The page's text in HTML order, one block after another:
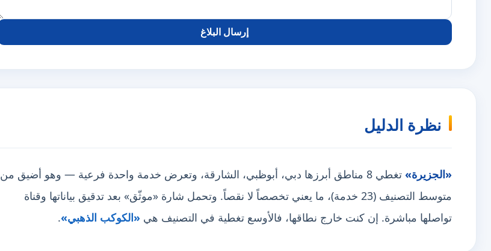
إرسال البلاغ
نظرة الدليل
«الجزيرة»
تغطي 8 مناطق أبرزها دبي، أبوظبي، الشارقة، وتعرض خدمة واحدة فرعية — وهو أضيق من
متوسط التصنيف (23 خدمة)، ما يعني تخصصاً لا نقصاً. وتحمل شارة «موثّق» بعد تدقيق بياناتها وقناة
تواصلها مباشرة. إن كنت خارج نطاقها، فالأوسع تغطية في التصنيف هي «الكوكب الذهبي».